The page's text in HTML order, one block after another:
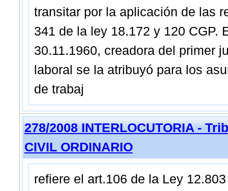
transitar por la aplicación de las
341 de la ley 18.172 y 120 CGP.
30.11.1960, creadora del primer
laboral se la atribuyó para los
de trabaj
278/2008 INTERLOCUTORIA -
CIVIL ORDINARIO
refiere el art.106 de la Ley